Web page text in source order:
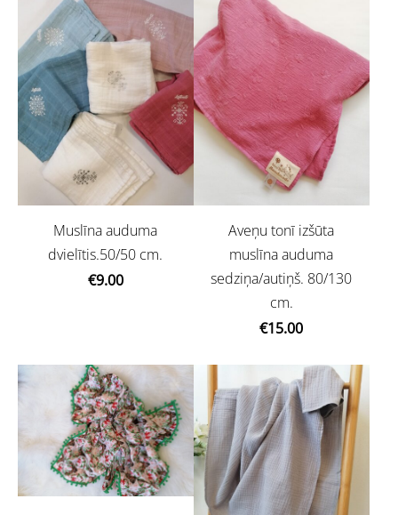
Muslīna auduma
dvielītis.50/50 cm.
€9.00
Aveņu tonī izšūta
muslīna auduma
sedziņa/autiņš. 80/130
cm.
€15.00